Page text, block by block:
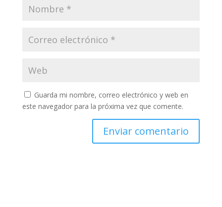
Guarda mi nombre, correo electrónico y web en
este navegador para la próxima vez que comente.